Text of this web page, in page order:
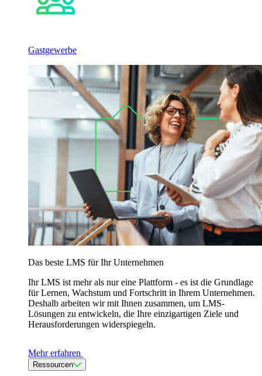
Gastgewerbe
Das beste LMS für Ihr Unternehmen
Ihr LMS ist mehr als nur eine Plattform - es ist die Grundlage
für Lernen, Wachstum und Fortschritt in Ihrem Unternehmen.
Deshalb arbeiten wir mit Ihnen zusammen, um LMS-
Lösungen zu entwickeln, die Ihre einzigartigen Ziele und
Herausforderungen widerspiegeln.
Mehr erfahren
Ressourcen